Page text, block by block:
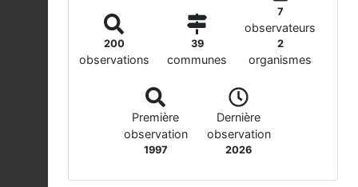
200
observations
39
communes
7
observateurs
2
organismes
Première
observation
1997
Dernière
observation
2026